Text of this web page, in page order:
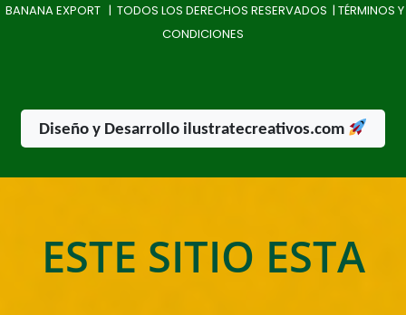
BANANA EXPORT | TODOS LOS DERECHOS RESERVADOS | TÉRMINOS Y
CONDICIONES
Diseño y Desarrollo ilustratecreativos.com
ESTE SITIO ESTA